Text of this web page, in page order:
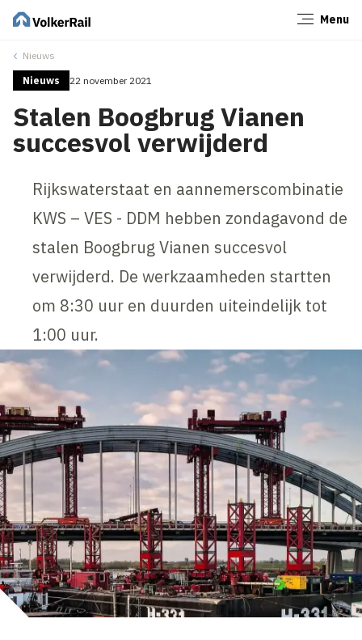
Menu
Nieuws
Nieuws 22 november 2021
Stalen Boogbrug Vianen
succesvol verwijderd
Rijkswaterstaat en aannemerscombinatie
KWS – VES - DDM hebben zondagavond de
stalen Boogbrug Vianen succesvol
verwijderd. De werkzaamheden startten
om 8:30 uur en duurden uiteindelijk tot
1:00 uur.
Sluiten